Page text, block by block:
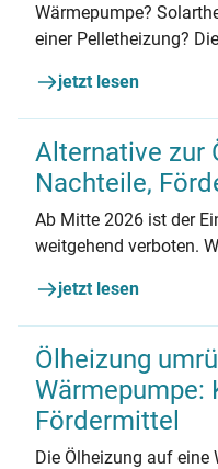
Wärmepumpe?
einer Pelletheizung?
jetzt lesen
Alternative zur
Nachteile,
Ab Mitte 2026 ist der
weitgehend verboten.
Alternativen informieren.
jetzt lesen
Ölheizung
Wärmepumpe:
Fördermittel
Die Ölheizung auf